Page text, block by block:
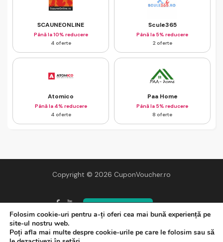
SCAUNEONLINE
Până la 10% reducere
4 oferte
Scule365
Până la 5% reducere
2 oferte
Atomico
Până la 4% reducere
4 oferte
Paa Home
Până la 5% reducere
8 oferte
Copyright © 2026 CuponVoucher.ro
Adaugă în Chrome◎
Blog Politica de confidențialitate Politica fișiere cookies
Folosim cookie-uri pentru a-ți oferi cea mai bună experiență pe
site-ul nostru web.
Poți afla mai multe despre cookie-urile pe care le folosim sau să